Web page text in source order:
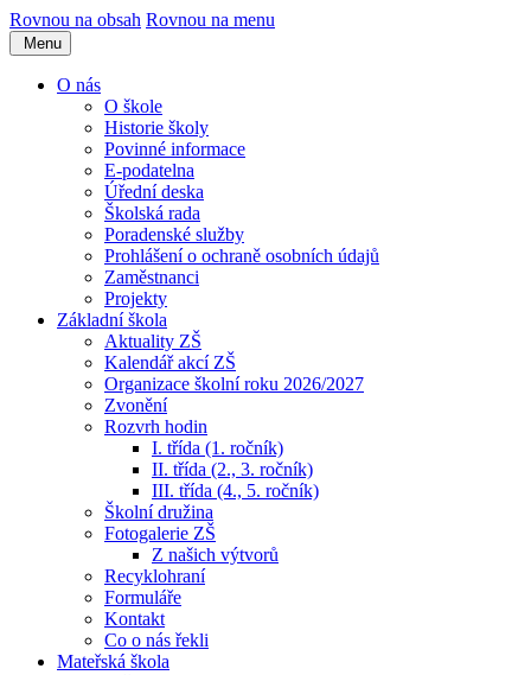
Rovnou na obsah Rovnou na menu
Menu
O nás
O škole
Historie školy
Povinné informace
E-podatelna
Úřední deska
Školská rada
Poradenské služby
Prohlášení o ochraně osobních údajů
Zaměstnanci
Projekty
Základní škola
Aktuality ZŠ
Kalendář akcí ZŠ
Organizace školní roku 2026/2027
Zvonění
Rozvrh hodin
I. třída (1. ročník)
II. třída (2., 3. ročník)
III. třída (4., 5. ročník)
Školní družina
Fotogalerie ZŠ
Z našich výtvorů
Recyklohraní
Formuláře
Kontakt
Co o nás řekli
Mateřská škola